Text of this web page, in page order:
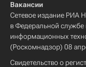
Вакансии
Сетевое издание РИА
в Федеральной службе
информационных
(Роскомнадзор) 08
Свидетельство о